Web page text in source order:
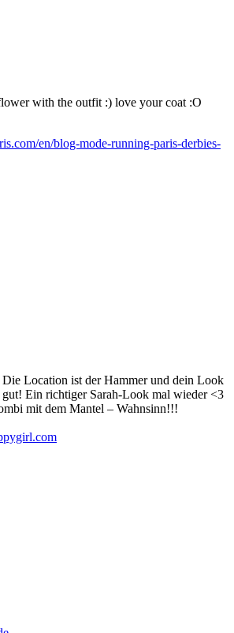
with the outfit :) love your coat :O
en/blog-mode-running-paris-derbies-
Location ist der Hammer und dein Look
Ein richtiger Sarah-Look mal wieder <3
mit dem Mantel – Wahnsinn!!!